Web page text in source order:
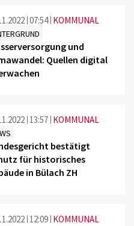
07:54 KOMMUNAL
und
Quellen digital
13:57 KOMMUNAL
bestätigt
für historisches
in Bülach ZH
12:09 KOMMUNAL